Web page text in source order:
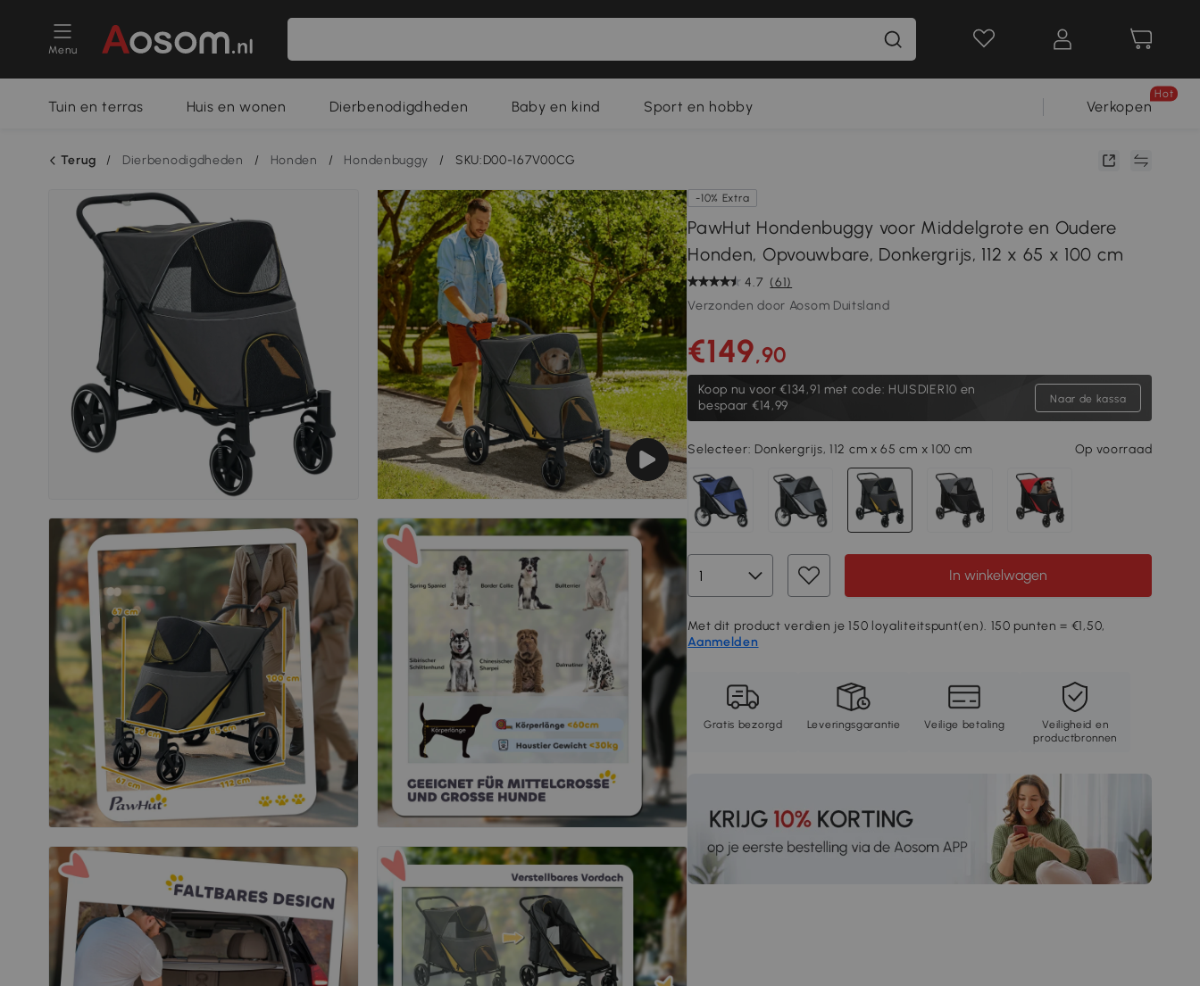
Menu
Tuin en terras Huis en wonen Dierbenodigdheden Baby en kind Sport en hobby Verkopen
Hot
Terug / Dierbenodigdheden / Honden / Hondenbuggy / SKU:D00-167V00CG
-10% Extra
PawHut Hondenbuggy voor Middelgrote en Oudere
Honden, Opvouwbare, Donkergrijs, 112 x 65 x 100 cm
4.7 (61)
Verzonden door Aosom Duitsland
€149,90
Koop nu voor€134,91 met code: HUISDIER10 en
bespaar €14,99
Naar de kassa
Selecteer: Donkergrijs, 112 cm x 65 cm x 100 cm Op voorraad
In winkelwagen
Met dit product verdien je 150 loyaliteitspunt(en). 150 punten = €1,50,
Aanmelden
Gratis bezorgd Leveringsgarantie Veilige betaling
Veiligheid en
productbronnen